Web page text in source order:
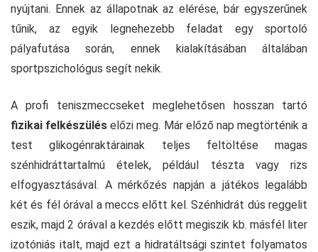
nyújtani. Ennek az állapotnak az elérése, bár egyszerűnek
tűnik, az egyik legnehezebb feladat egy sportoló
pályafutása során, ennek kialakításában általában
sportpszichológus segít nekik.
A profi teniszmeccseket meglehetősen hosszan tartó
fizikai felkészülés előzi meg. Már előző nap megtörténik a
test glikogénraktárainak teljes feltöltése magas
szénhidráttartalmú ételek, például tészta vagy rizs
elfogyasztásával. A mérkőzés napján a játékos legalább
két és fél órával a meccs előtt kel. Szénhidrát dús reggelit
eszik, majd 2 órával a kezdés előtt megiszik kb. másfél liter
izotóniás italt, majd ezt a hidratáltsági szintet folyamatos